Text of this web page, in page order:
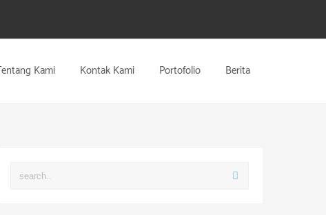
Kami Kontak Kami Portofolio Berita